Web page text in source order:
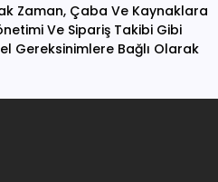
Zaman, Çaba Ve Kaynaklara
Ve Sipariş Takibi Gibi
Gereksinimlere Bağlı Olarak